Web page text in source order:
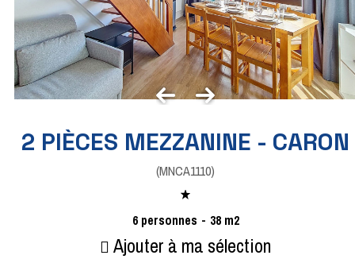
2 PIÈCES MEZZANINE - CARON
(MNCA1110)
6 personnes 38 m2
Ajouter à ma sélection